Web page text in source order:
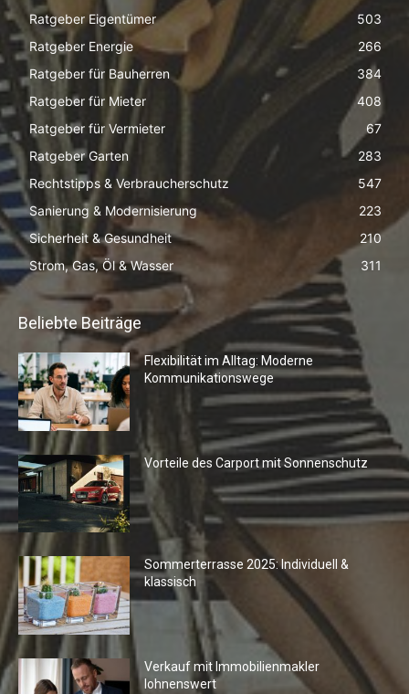
Ratgeber Eigentümer
503
Ratgeber Energie
266
Ratgeber für Bauherren
384
Ratgeber für Mieter
408
Ratgeber für Vermieter
67
Ratgeber Garten
283
Rechtstipps & Verbraucherschutz
547
Sanierung & Modernisierung
223
Sicherheit & Gesundheit
210
Strom, Gas, Öl & Wasser
311
Beliebte Beiträge
Flexibilität im Alltag: Moderne
Kommunikationswege
Vorteile des Carport mit Sonnenschutz
Sommerterrasse 2025: Individuell &
klassisch
Verkauf mit Immobilienmakler
lohnenswert